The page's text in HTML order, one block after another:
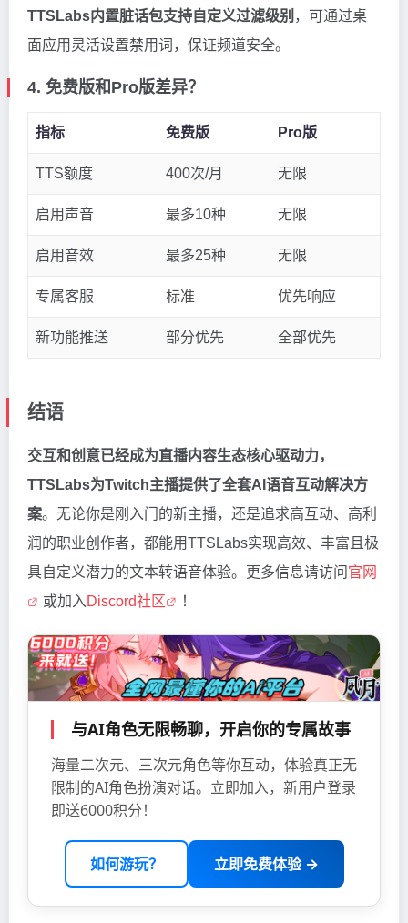
TTSLabs内置脏话包支持自定义过滤级别 ，可通过桌
面应用灵活设置禁用词，保证频道安全。
4. 免费版和Pro版差异？
指标 免费版 Pro版
TTS额度 400次/月 无限
启用声音 最多10种 无限
启用音效 最多25种 无限
专属客服 标准 优先响应
新功能推送 部分优先 全部优先
结语
交互和创意已经成为直播内容生态核心驱动力，
TTSLabs为Twitch主播提供了全套AI语音互动解决方
案。无论你是刚入门的新主播，还是追求高互动、高利
润的职业创作者，都能用TTSLabs实现高效、丰富且极
具自定义潜力的文本转语音体验。更多信息请访问 官网
或加入 Discord社区 ！
与AI角色无限畅聊，开启你的专属故事
海量二次元、三次元角色等你互动，体验真正无
限制的AI角色扮演对话。立即加入，新用户登录
即送6000积分！
如何游玩？ 立即免费体验 →